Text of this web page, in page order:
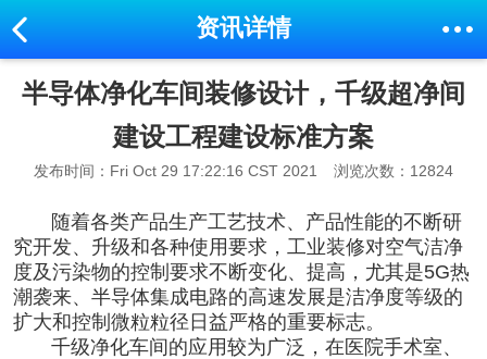
资讯详情
半导体净化车间装修设计，千级超净间
建设工程建设标准方案
发布时间：Fri Oct 29 17:22:16 CST 2021 浏览次数：12824
随着各类产品生产工艺技术、产品性能的不断研
究开发、升级和各种使用要求，工业装修对空气洁净
度及污染物的控制要求不断变化、提高，尤其是5G热
潮袭来、半导体集成电路的高速发展是洁净度等级的
扩大和控制微粒粒径日益严格的重要标志。
千级净化车间的应用较为广泛，在医院手术室、